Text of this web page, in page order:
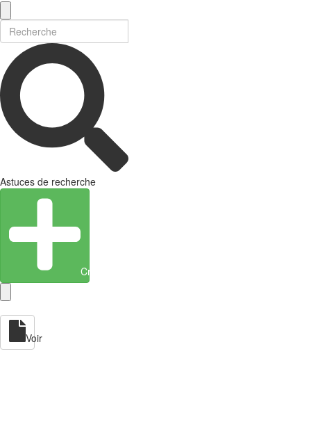
Astuces de recherche
Créer une entité
Voir